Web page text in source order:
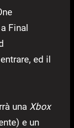
Final
ed il
una Xbox
e un